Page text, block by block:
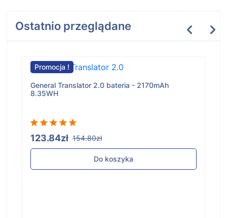
Ostatnio przeglądane
Promocja !
General Translator 2.0 bateria - 2170mAh
8.35WH
123.84zł 154.80zł
Do koszyka